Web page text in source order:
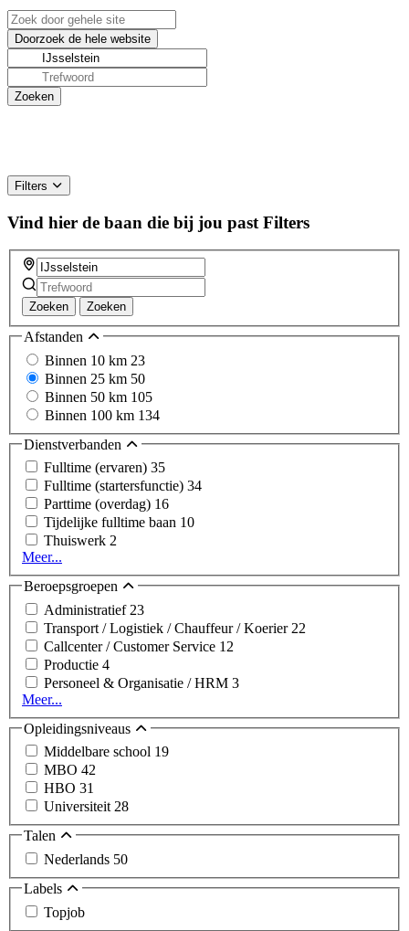
Filters
Vind hier de baan die bij jou past Filters
Zoeken Zoeken
Afstanden
Binnen 10 km 23
Binnen 25 km 50
Binnen 50 km 105
Binnen 100 km 134
Dienstverbanden
Fulltime (ervaren) 35
Fulltime (startersfunctie) 34
Parttime (overdag) 16
Tijdelijke fulltime baan 10
Thuiswerk 2
Meer...
Beroepsgroepen
Administratief 23
Transport / Logistiek / Chauffeur / Koerier 22
Callcenter / Customer Service 12
Productie 4
Personeel & Organisatie / HRM 3
Meer...
Opleidingsniveaus
Middelbare school 19
MBO 42
HBO 31
Universiteit28
Talen
Nederlands 50
Labels
Topjob